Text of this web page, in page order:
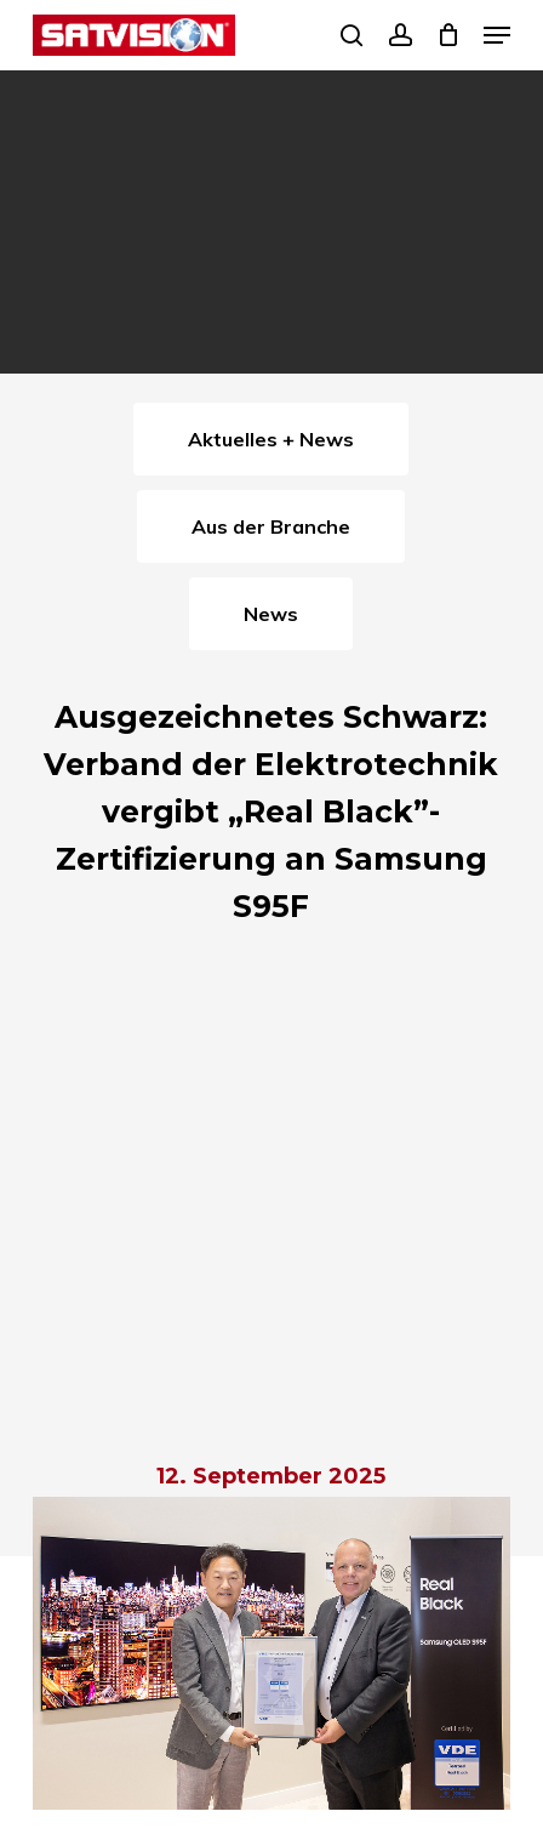
Skip
search
Menu
Aktuelles + News
Aus der Branche
News
Ausgezeichnetes Schwarz:
Verband der Elektrotechnik
vergibt „Real Black”-
Zertifizierung an Samsung
S95F
12. September 2025